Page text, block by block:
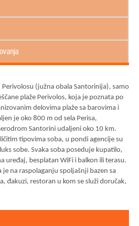
Perivolosu (južna obala Santorinija), samo
plaže Perivolos, koja je poznata po
delovima plaže sa barovima i
je oko 800 m od sela Perisa,
Santorini udaljeni oko 10 km.
tipovima soba, u pondi agencije su
sobe. Svaka soba poseduje kupatilo,
uređaj, besplatan WiFi i balkon ili terasu.
je na raspolaganju spoljašnji bazen sa
đakuzi, restoran u kom se služi doručak,